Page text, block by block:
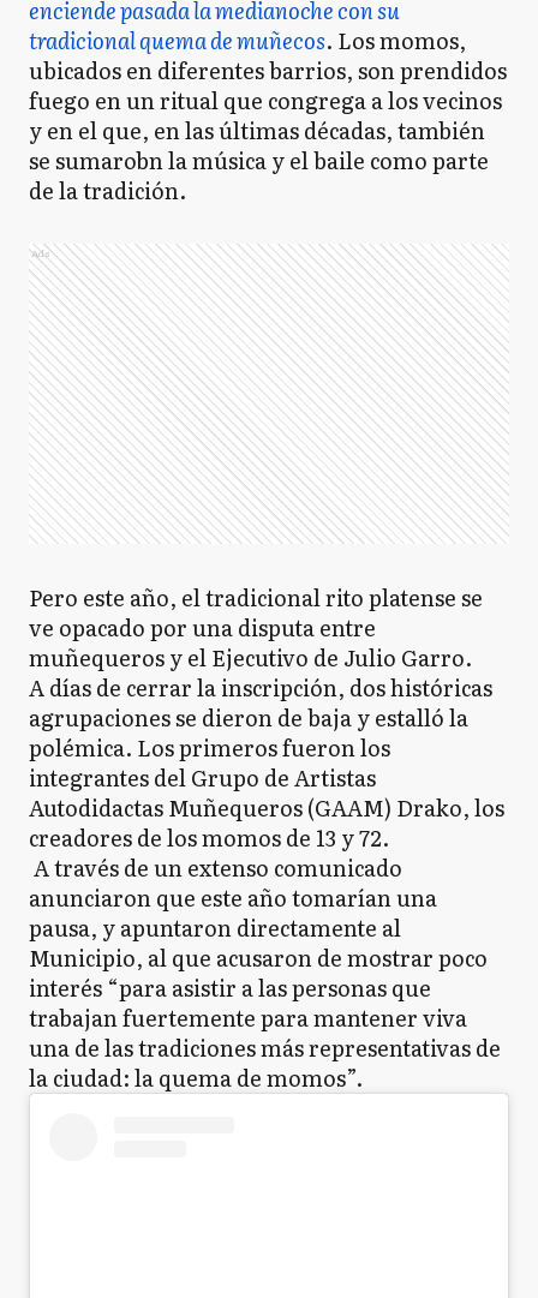
enciende pasada la medianoche con su
tradicional quema de muñecos. Los momos,
ubicados en diferentes barrios, son prendidos
fuego en un ritual que congrega a los vecinos
y en el que, en las últimas décadas, también
se sumarobn la música y el baile como parte
de la tradición.
Ads
Pero este año, el tradicional rito platense se
ve opacado por una disputa entre
muñequeros y el Ejecutivo de Julio Garro.
A días de cerrar la inscripción, dos históricas
agrupaciones se dieron de baja y estalló la
polémica. Los primeros fueron los
integrantes del Grupo de Artistas
Autodidactas Muñequeros (GAAM) Drako, los
creadores de los momos de 13 y 72.
A través de un extenso comunicado
anunciaron que este año tomarían una
pausa, y apuntaron directamente al
Municipio, al que acusaron de mostrar poco
interés “para asistir a las personas que
trabajan fuertemente para mantener viva
una de las tradiciones más representativas de
la ciudad: la quema de momos”.